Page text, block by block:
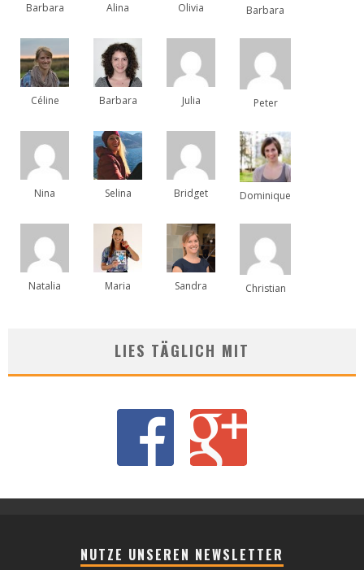
Barbara Alina Olivia Barbara
Céline Barbara Julia Peter
Nina Selina Bridget Dominique
Natalia Maria Sandra Christian
LIES TÄGLICH MIT
NUTZE UNSEREN NEWSLETTER